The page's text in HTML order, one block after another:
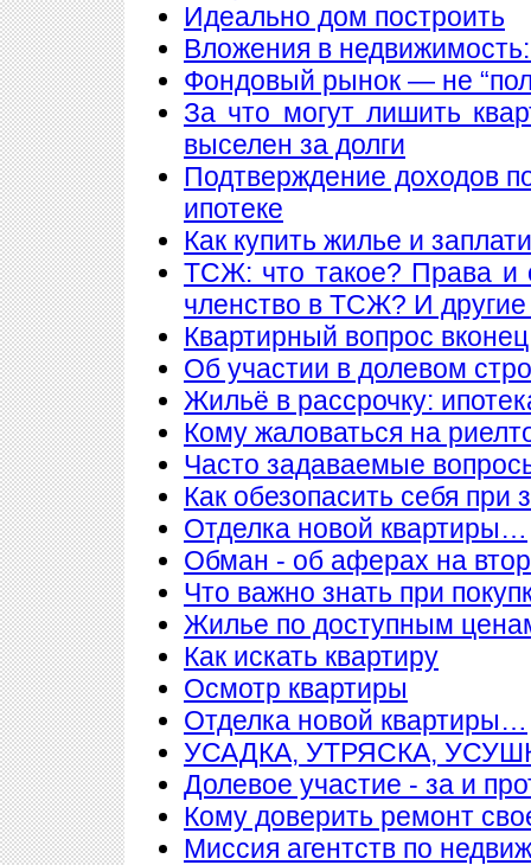
Идеально дом построить
Вложения в
Фондовый рынок — не
За что могут лишить
выселен за долги
Подтверждение доходов
ипотеке
Как купить жилье и
ТСЖ: что такое? Права и
членство в ТСЖ? И
Квартирный вопрос
Об участии в долевом
Жильё в рассрочку:
Кому жаловаться на
Часто задаваемые
Как обезопасить себя при
Отделка новой квартиры…
Обман - об аферах на
Что важно знать при
Жилье по доступным
Как искать квартиру
Осмотр квартиры
Отделка новой квартиры…
УСАДКА, УТРЯСКА,
Долевое участие - за и
Кому доверить ремонт
Миссия агентств по